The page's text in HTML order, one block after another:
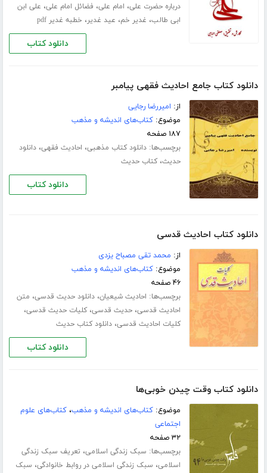
درباره حضرت علی، امام علی، فضائل امام علی، علی ابن
ابی طالب، غدیر خم، عید غدیر، خطبه غدیر pdf
دانلود کتاب
دانلود کتاب جامع احادیث فقهی پیامبر
از: امیررضا رجایی
موضوع:کتاب‌های اندیشه و مذهب
۱۸۷ صفحه
برچسب‌ها:دانلود کتاب مذهبی، احادیث فقهی،دانلود
حدیث،کتاب حدیث
دانلود کتاب
دانلود کتاب احادیث قدسی
از: محمد تقی مصباح یزدی
موضوع:کتاب‌های اندیشه و مذهب
۴۶ صفحه
برچسب‌ها: احادیث شیعیان،دانلود حدیث قدسی، متن
احادیث قدسی،حدیث قدسی،کلیات حدیث قدسی،
کلیات احادیث قدسی،دانلود کتاب حدیث
دانلود کتاب
دانلود کتاب وقت چیدن خوبی‌ها
موضوع:کتاب‌های اندیشه و مذهب،کتاب‌های علوم
اجتماعی
۳۲ صفحه
برچسب‌ها: سبک زندگی اسلامی، تعریف سبک زندگی
اسلامی، سبک زندگی اسلامی در روابط خانوادگی، سبک